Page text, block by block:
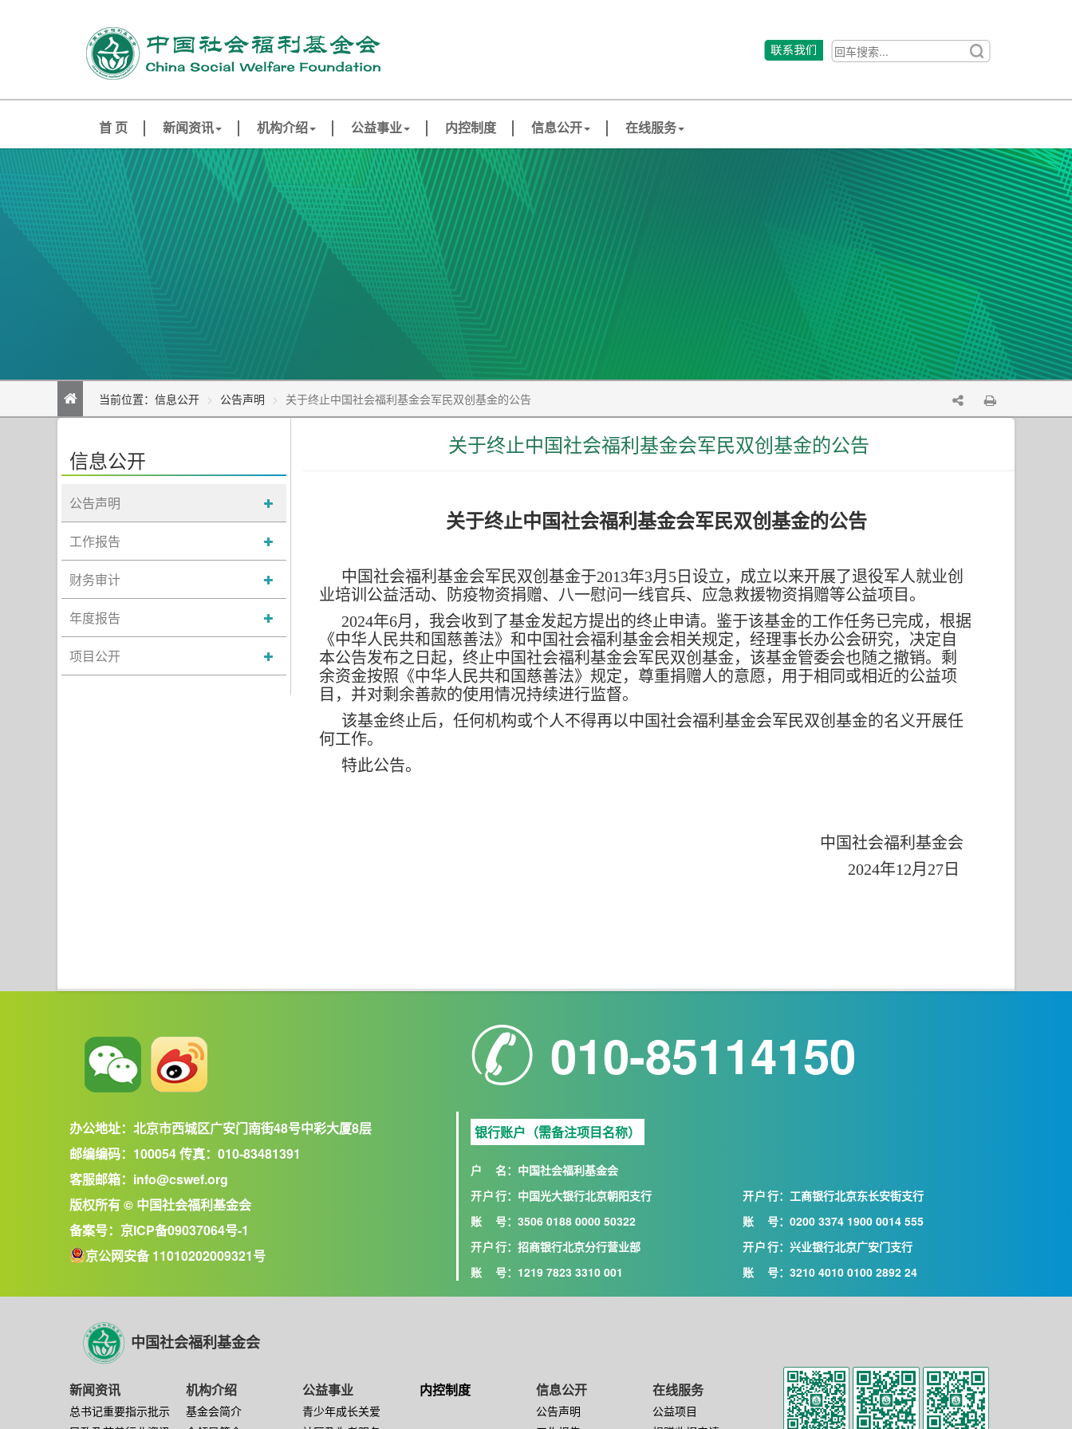
首 页 新闻资讯 机构介绍 公益事业 内控制度 信息公开 在线服务
当前位置： 信息公开 公告声明 关于终止中国社会福利基金会军民双创基金的公告
信息公开
公告声明
工作报告
财务审计
年度报告
项目公开
关于终止中国社会福利基金会军民双创基金的公告
关于终止中国社会福利基金会军民双创基金的公告
中国社会福利基金会军民双创基金于2013年3月5日设立，成立以来开展了退役军人就业创
业培训公益活动、防疫物资捐赠、八一慰问一线官兵、应急救援物资捐赠等公益项目。
2024年6月，我会收到了基金发起方提出的终止申请。鉴于该基金的工作任务已完成，根据
《中华人民共和国慈善法》和中国社会福利基金会相关规定，经理事长办公会研究，决定自
本公告发布之日起，终止中国社会福利基金会军民双创基金，该基金管委会也随之撤销。剩
余资金按照《中华人民共和国慈善法》规定，尊重捐赠人的意愿，用于相同或相近的公益项
目，并对剩余善款的使用情况持续进行监督。
该基金终止后，任何机构或个人不得再以中国社会福利基金会军民双创基金的名义开展任
何工作。
特此公告。
中国社会福利基金会
2024年12月27日
010-85114150
办公地址：北京市西城区广安门南街48号中彩大厦8层
邮编编码：100054 传真：010-83481391
客服邮箱：info@cswef.org
版权所有 © 中国社会福利基金会
备案号： 京ICP备09037064号-1
京公网安备 11010202009321号
银行账户（需备注项目名称）
户名：中国社会福利基金会
开户行：中国光大银行北京朝阳支行
账号：3506 0188 0000 50322
开户行：招商银行北京分行营业部
账号：1219 7823 3310 001
开户行：工商银行北京东长安街支行
账号：0200 3374 1900 0014 555
开户行：兴业银行北京广安门支行
账号：3210 4010 0100 2892 24
中国社会福利基金会
新闻资讯
总书记重要指示批示
机构介绍
基金会简介
公益事业
青少年成长关爱
内控制度 信息公开
公告声明
在线服务
公益项目